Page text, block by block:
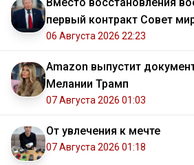
Вместо восстановления
первый контракт Совет
06 Августа 2026 22:23
Amazon выпустит
Мелании Трамп
07 Августа 2026 01:03
От увлечения к мечте
07 Августа 2026 01:18